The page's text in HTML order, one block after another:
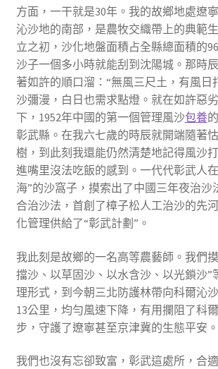
方面，一干就是30年。我的故鄉地處遼
沁沙地的南部，是農牧交織帶上的典範
立之初，沙化地盤面積占全縣總面積的
沙子一個多小時就能刮到沈陽城。那時
著如許的順口溜：“無風三尺土，有風日
沙彌漫，白日也需求點燈。就在如許惡
下，1952年中國的第一個管理風沙包養
彰武縣。在我六七歲的時辰就開端隨著
樹，到此刻我還能仍然清楚地記得風沙
進嘴里沒法吃飯的感到。一代代彰武人
海”的沙窩子，摸索出了中國三年夜治沙
合治沙法，首創了樟子松人工治沙的先
化管理供給了“彰武計劃”。
我此刻是故鄉的一名高等農藝師。我們
擋沙、以草固沙、以水含沙、以光鎖沙”
理形式，到今朝三北防護林帶向科爾沁
13公里，均勻風速下降，有用攔阻了科
步，守護了遼寧甚至京津冀的生態平安。
我們也沒有忘卻致富，彰武這處所，合